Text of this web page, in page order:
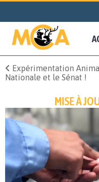
Expérimentation
Nationale et le Sénat !
MISE À